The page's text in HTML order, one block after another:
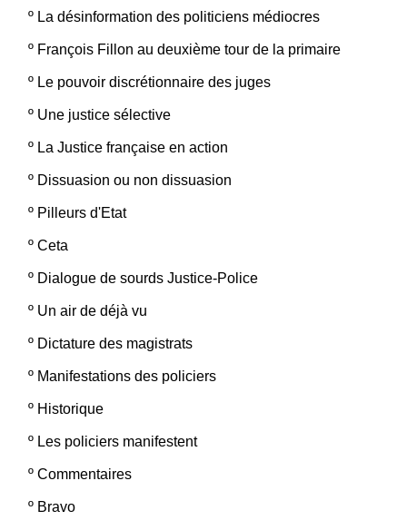
º La désinformation des politiciens médiocres
º François Fillon au deuxième tour de la primaire
º Le pouvoir discrétionnaire des juges
º Une justice sélective
º La Justice française en action
º Dissuasion ou non dissuasion
º Pilleurs d'Etat
º Ceta
º Dialogue de sourds Justice-Police
º Un air de déjà vu
º Dictature des magistrats
º Manifestations des policiers
º Historique
º Les policiers manifestent
º Commentaires
º Bravo